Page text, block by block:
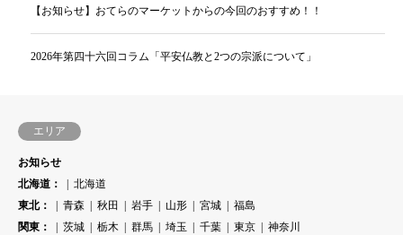
【お知らせ】おてらのマーケットからの今回のおすすめ！！
2026年第四十六回コラム「平安仏教と2つの宗派について」
エリア
お知らせ
北海道：
北海道
東北：
青森 秋田 岩手 山形 宮城
福島
関東：
茨城 栃木 群馬 埼玉 千葉 東京
神奈川